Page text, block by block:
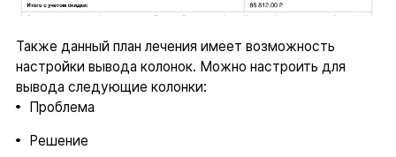
Также данный план лечения имеет возможность
настройки вывода колонок. Можно настроить для
вывода следующие колонки:
Проблема
Решение